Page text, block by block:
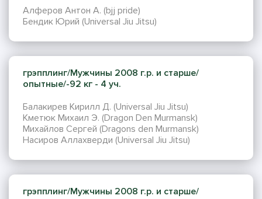
Алферов Антон А. (bjj pride)
Бендик Юрий (Universal Jiu Jitsu)
грэпплинг/Мужчины 2008 г.р. и старше/
опытные/-92 кг - 4 уч.
Балакирев Кирилл Д. (Universal Jiu Jitsu)
Кметюк Михаил Э. (Dragon Den Murmansk)
Михайлов Сергей (Dragons den Murmansk)
Насиров Аллахверди (Universal Jiu Jitsu)
грэпплинг/Мужчины 2008 г.р. и старше/